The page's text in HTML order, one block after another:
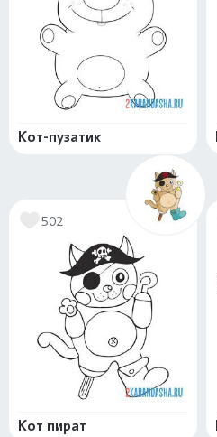
Кот-пузатик
502
Кот пират